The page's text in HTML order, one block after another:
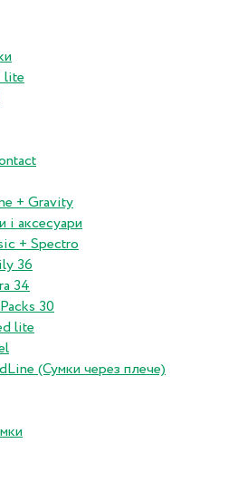
lite
+ Gravity
і аксесуари
+ Spectro
36
34
30
lite
(Сумки через плече)